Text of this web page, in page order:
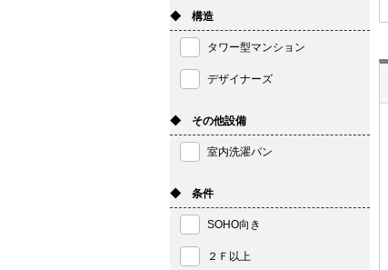
◆ 構造
タワー型マンション
デザイナーズ
◆ その他設備
室内洗濯パン
◆ 条件
SOHO向き
２Ｆ以上